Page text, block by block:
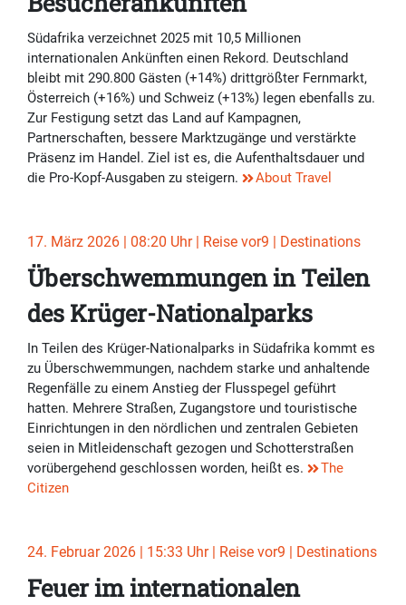
Südafrika verzeichnet 2025 mit 10,5 Millionen
internationalen Ankünften einen Rekord. Deutschland
bleibt mit 290.800 Gästen (+14%) drittgrößter Fernmarkt,
Österreich (+16%) und Schweiz (+13%) legen ebenfalls zu.
Zur Festigung setzt das Land auf Kampagnen,
Partnerschaften, bessere Marktzugänge und verstärkte
Präsenz im Handel. Ziel ist es, die Aufenthaltsdauer und
die Pro-Kopf-Ausgaben zu steigern.
About Travel
17. März 2026 | 08:20 Uhr | Reise vor9 | Destinations
Überschwemmungen in Teilen
des Krüger-Nationalparks
In Teilen des Krüger-Nationalparks in Südafrika kommt es
zu Überschwemmungen, nachdem starke und anhaltende
Regenfälle zu einem Anstieg der Flusspegel geführt
hatten. Mehrere Straßen, Zugangstore und touristische
Einrichtungen in den nördlichen und zentralen Gebieten
seien in Mitleidenschaft gezogen und Schotterstraßen
vorübergehend geschlossen worden, heißt es.
The
Citizen
24. Februar 2026 | 15:33 Uhr | Reise vor9 | Destinations
Feuer im internationalen